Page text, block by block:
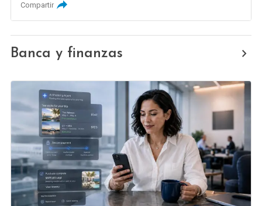
Compartir
Banca y finanzas